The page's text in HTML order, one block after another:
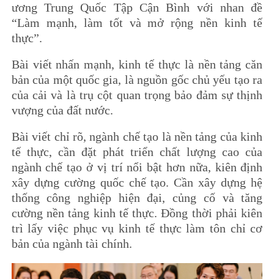
ương Trung Quốc Tập Cận Bình với nhan đề
“Làm mạnh, làm tốt và mở rộng nền kinh tế
thực”.
Bài viết nhấn mạnh, kinh tế thực là nền tảng căn
bản của một quốc gia, là nguồn gốc chủ yếu tạo ra
của cải và là trụ cột quan trọng bảo đảm sự thịnh
vượng của đất nước.
Bài viết chỉ rõ, ngành chế tạo là nền tảng của kinh
tế thực, cần đặt phát triển chất lượng cao của
ngành chế tạo ở vị trí nổi bật hơn nữa, kiên định
xây dựng cường quốc chế tạo. Cần xây dựng hệ
thống công nghiệp hiện đại, củng cố và tăng
cường nền tảng kinh tế thực. Đồng thời phải kiên
trì lấy việc phục vụ kinh tế thực làm tôn chỉ cơ
bản của ngành tài chính.